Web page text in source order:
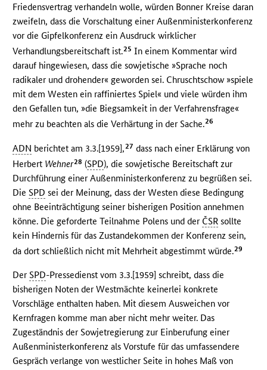
Friedensvertrag verhandeln wolle, würden Bonner Kreise daran
zweifeln, dass die Vorschaltung einer Außenministerkonferenz
vor die Gipfelkonferenz ein Ausdruck wirklicher
Verhandlungsbereitschaft ist.25 In einem Kommentar wird
darauf hingewiesen, dass die sowjetische »Sprache noch
radikaler und drohender« geworden sei. Chruschtschow »spiele
mit dem Westen ein raffiniertes Spiel« und viele würden ihm
den Gefallen tun, »die Biegsamkeit in der Verfahrensfrage«
mehr zu beachten als die Verhärtung in der Sache.26
ADN berichtet am 3.3.[1959],27 dass nach einer Erklärung von
Herbert Wehner28 (SPD), die sowjetische Bereitschaft zur
Durchführung einer Außenministerkonferenz zu begrüßen sei.
DieSPD sei der Meinung, dass der Westen diese Bedingung
ohne Beeinträchtigung seiner bisherigen Position annehmen
könne. Die geforderte Teilnahme Polens und der ČSR sollte
kein Hindernis für das Zustandekommen der Konferenz sein,
da dort schließlich nicht mit Mehrheit abgestimmt würde.29
DerSPD-Pressedienst vom 3.3.[1959] schreibt, dass die
bisherigen Noten der Westmächte keinerlei konkrete
Vorschläge enthalten haben. Mit diesem Ausweichen vor
Kernfragen komme man aber nicht mehr weiter. Das
Zugeständnis der Sowjetregierung zur Einberufung einer
Außenministerkonferenz als Vorstufe für das umfassendere
Gespräch verlange von westlicher Seite in hohes Maß von